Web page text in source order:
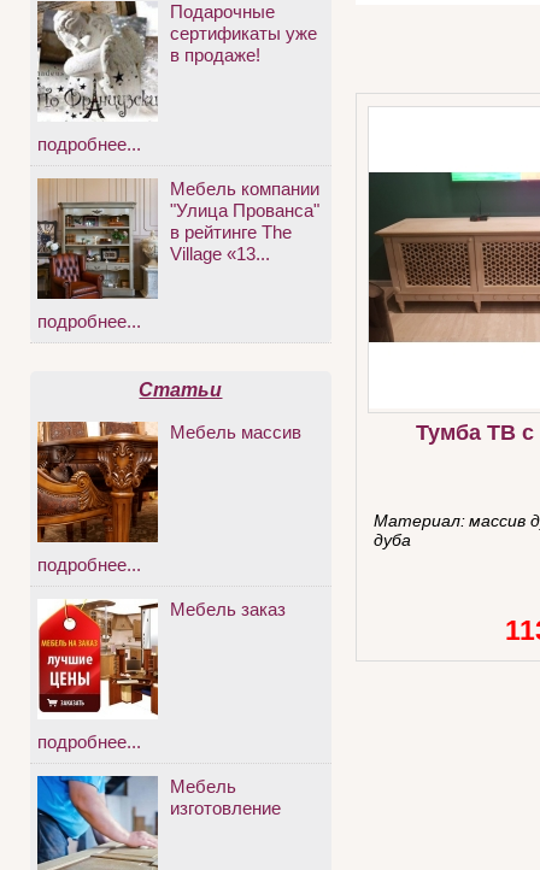
Тумба ТВ
Материал:массив
дуба
Подарочные
сертификаты уже
в продаже!
подробнее...
Мебель компании
"Улица Прованса"
в рейтинге The
Village «13...
подробнее...
Статьи
Мебель массив
подробнее...
Мебель заказ
подробнее...
Мебель
изготовление